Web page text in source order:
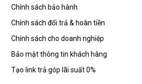
Chính sách bảo hành
Chính sách đổi trả & hoàn tiền
Chính sách cho doanh nghiệp
Bảo mật thông tin khách hàng
Tạo link trả góp lãi suất 0%